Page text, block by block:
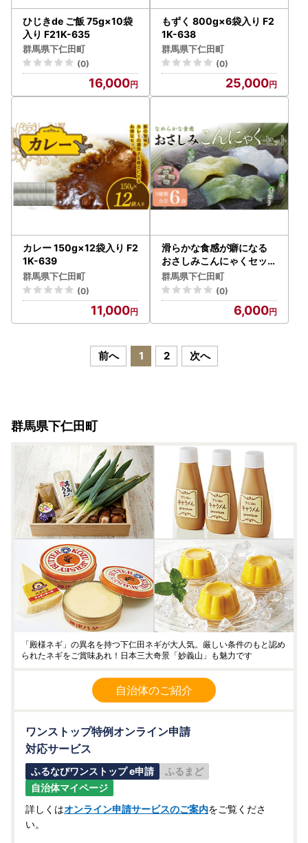
ひじきde ご飯 75g×10袋
入り F21K-635
群馬県下仁田町
(0)
16,000
もずく 800g×6袋入り F2
1K-638
群馬県下仁田町
(0)
25,000
カレー 150g×12袋入り F2
1K-639
群馬県下仁田町
(0)
11,000
滑らかな食感が癖になる
おさしみこんにゃくセット
6袋(3種類×2) ダイエット
こんにゃく 美肌 糖質カッ
ト 糖質制限 ローカロリー
群馬県下仁田町
(0)
6,000
前へ 1 2 次へ
群馬県下仁田町
「殿様ネギ」の異名を持つ下仁田ネギが大人気。厳しい条件のもと認め
られたネギをご賞味あれ！日本三大奇景「妙義山」も魅力です
自治体のご紹介
ワンストップ特例オンライン申請
対応サービス
ふるなびワンストップ e申請
ふるまど
自治体マイページ
詳しくはオンライン申請サービスのご案内をご覧くださ
い。